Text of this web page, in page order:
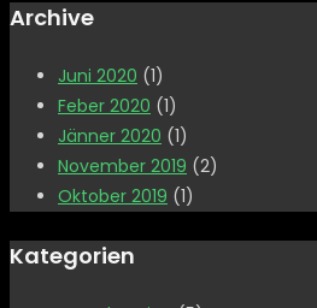
Archive
Juni 2020 (1)
Feber 2020 (1)
Jänner 2020 (1)
November 2019 (2)
Oktober 2019 (1)
Kategorien